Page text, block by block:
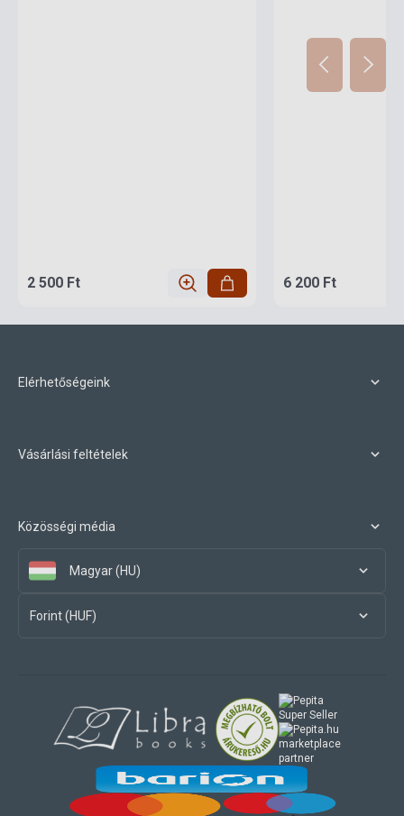
2 500 Ft 6 200 Ft
Elérhetőségeink
Vásárlási feltételek
Közösségi média
Magyar (HU)
Forint (HUF)
marketplace
partner